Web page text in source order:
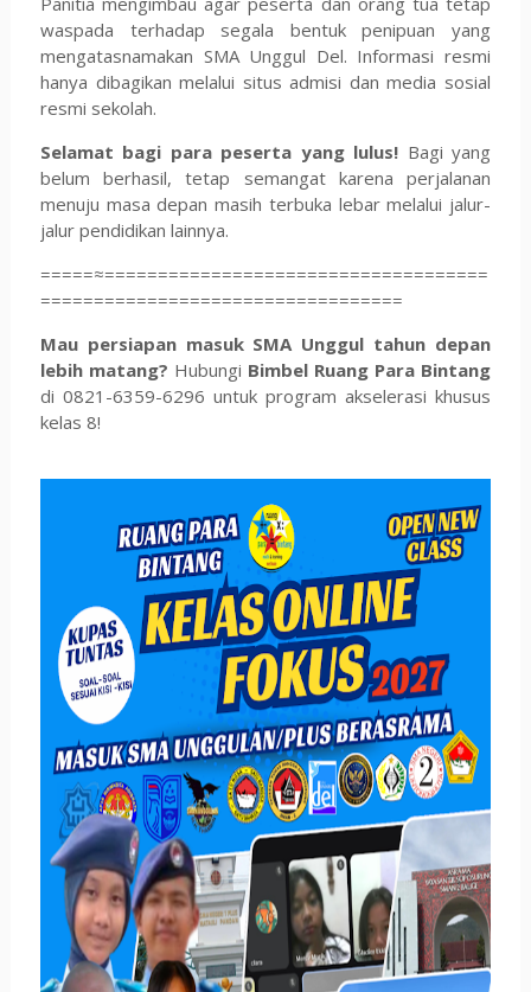
waspada terhadap segala bentuk penipuan yang
mengatasnamakan SMA Unggul Del. Informasi resmi
hanya dibagikan melalui situs admisi dan media sosial
resmi sekolah.
Selamat bagi para peserta yang lulus! Bagi yang
belum berhasil, tetap semangat karena perjalanan
menuju masa depan masih terbuka lebar melalui jalur-
jalur pendidikan lainnya.
=====≈====================================
==================================
Mau persiapan masuk SMA Unggul tahun depan
lebih matang? Hubungi Bimbel Ruang Para Bintang
di 0821-6359-6296 untuk program akselerasi khusus
kelas 8!